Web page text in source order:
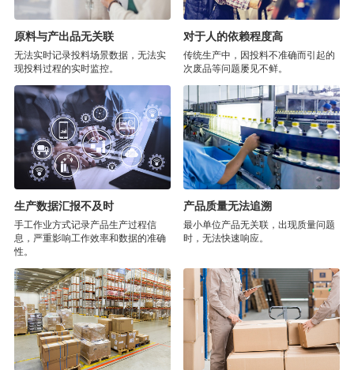
原料与产出品无关联
无法实时记录投料场景数据，无法实
现投料过程的实时监控。
对于人的依赖程度高
传统生产中，因投料不准确而引起的
次废品等问题屡见不鲜。
生产数据汇报不及时
手工作业方式记录产品生产过程信
息，严重影响工作效率和数据的准确
性。
产品质量无法追溯
最小单位产品无关联，出现质量问题
时，无法快速响应。